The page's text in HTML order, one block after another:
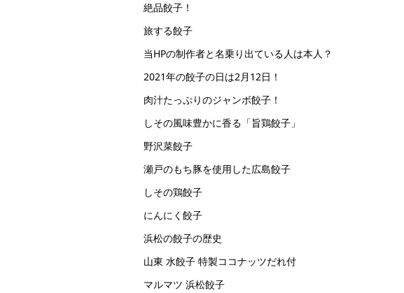
絶品餃子！
旅する餃子
当HPの制作者と名乗り出ている人は本人？
2021年の餃子の日は2月12日！
肉汁たっぷりのジャンボ餃子！
しその風味豊かに香る「旨鶏餃子」
野沢菜餃子
瀬戸のもち豚を使用した広島餃子
しその鶏餃子
にんにく餃子
浜松の餃子の歴史
山東 水餃子 特製ココナッツだれ付
マルマツ 浜松餃子